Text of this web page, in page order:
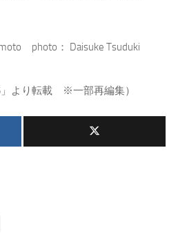
photo： Daisuke Tsuduki
」より転載 ※一部再編集）